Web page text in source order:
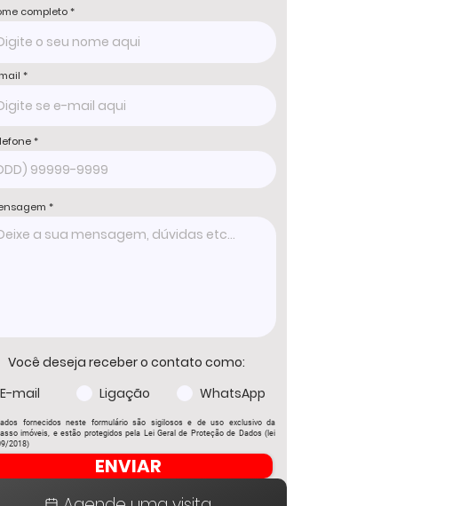
completo
Você deseja receber o contato como:
E-mail
Ligação WhatsApp
fornecidos neste formulário são sigilosos e de uso exclusivo da
imóveis, e estão protegidos pela Lei Geral de Proteção de Dados (lei
2018)
ENVIAR